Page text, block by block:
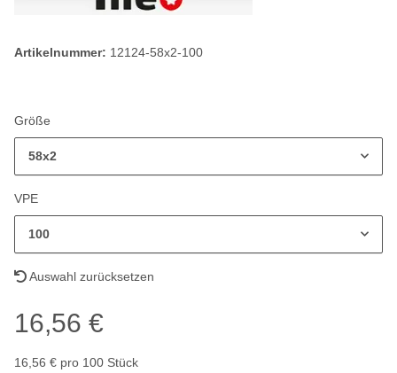
Artikelnummer: 12124-58x2-100
Größe
58x2
VPE
100
Auswahl zurücksetzen
16,56 €
16,56 € pro 100 Stück